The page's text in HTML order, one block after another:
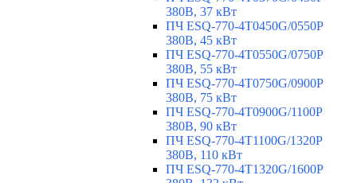
380В, 37 кВт
ПЧ ESQ-770-4T0450G/0550P
380В, 45 кВт
ПЧ ESQ-770-4T0550G/0750P
380В, 55 кВт
ПЧ ESQ-770-4T0750G/0900P
380В, 75 кВт
ПЧ ESQ-770-4T0900G/1100P
380В, 90 кВт
ПЧ ESQ-770-4T1100G/1320P
380В, 110 кВт
ПЧ ESQ-770-4T1320G/1600P